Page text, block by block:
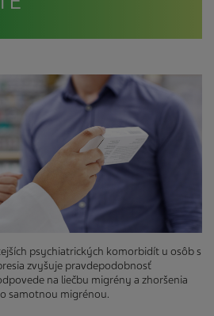
psychiatrických komorbidít u osôb s
zvyšuje pravdepodobnosť
na liečbu migrény a zhoršenia
samotnou migrénou.